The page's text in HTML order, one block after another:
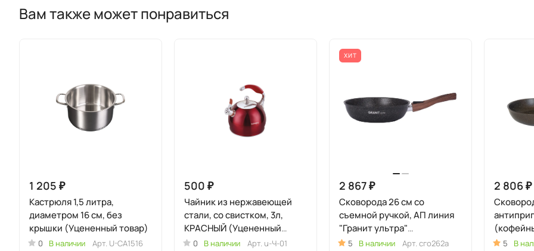
Вам также может понравиться
1 205 ₽
Кастрюля 1,5 литра,
диаметром 16 см, без
крышки (Уцененный товар)
0 В наличии Арт. U-CA1516
500 ₽
Чaйник из нержавеющей
стали, со свистком, 3л,
КРАСНЫЙ (Уцененный
товар)
0 В наличии Арт. u-Ч-01
ХИТ
2 867 ₽
Сковорода 26 см со
съемной ручкой, АП линия
"Гранит ультра"
(Оригинальный)
5 В наличии Арт. сго262а
2 806 ₽
съемной
5 В